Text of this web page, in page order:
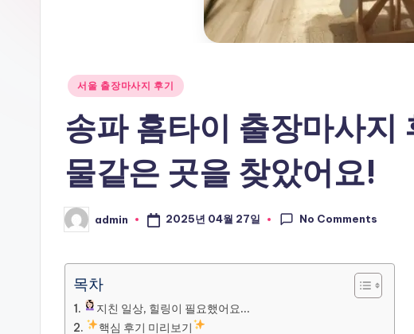
Posted
서울 출장마사지 후기
송파 홈타이 출장마사지
물같은 곳을 찾았어요!
Posted
by
admin 2025년 04월 27일 No Comments
목차
지친 일상, 힐링이 필요했어요…
핵심 후기 미리보기